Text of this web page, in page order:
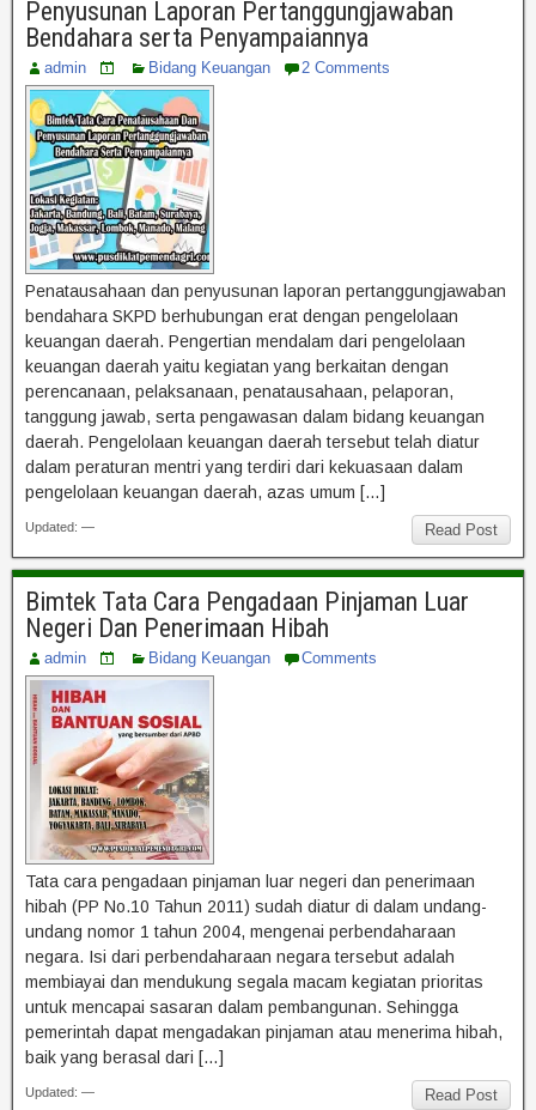
Penyusunan Laporan Pertanggungjawaban
Bendahara serta Penyampaiannya
admin Bidang Keuangan 2 Comments
Penatausahaan dan penyusunan laporan pertanggungjawaban
bendahara SKPD berhubungan erat dengan pengelolaan
keuangan daerah. Pengertian mendalam dari pengelolaan
keuangan daerah yaitu kegiatan yang berkaitan dengan
perencanaan, pelaksanaan, penatausahaan, pelaporan,
tanggung jawab, serta pengawasan dalam bidang keuangan
daerah. Pengelolaan keuangan daerah tersebut telah diatur
dalam peraturan mentri yang terdiri dari kekuasaan dalam
pengelolaan keuangan daerah, azas umum […]
Read Post
Updated: —
Bimtek Tata Cara Pengadaan Pinjaman Luar
Negeri Dan Penerimaan Hibah
admin Bidang Keuangan Comments
Tata cara pengadaan pinjaman luar negeri dan penerimaan
hibah (PP No.10 Tahun 2011) sudah diatur di dalam undang-
undang nomor 1 tahun 2004, mengenai perbendaharaan
negara. Isi dari perbendaharaan negara tersebut adalah
membiayai dan mendukung segala macam kegiatan prioritas
untuk mencapai sasaran dalam pembangunan. Sehingga
pemerintah dapat mengadakan pinjaman atau menerima hibah,
baik yang berasal dari […]
Read Post
Updated: —